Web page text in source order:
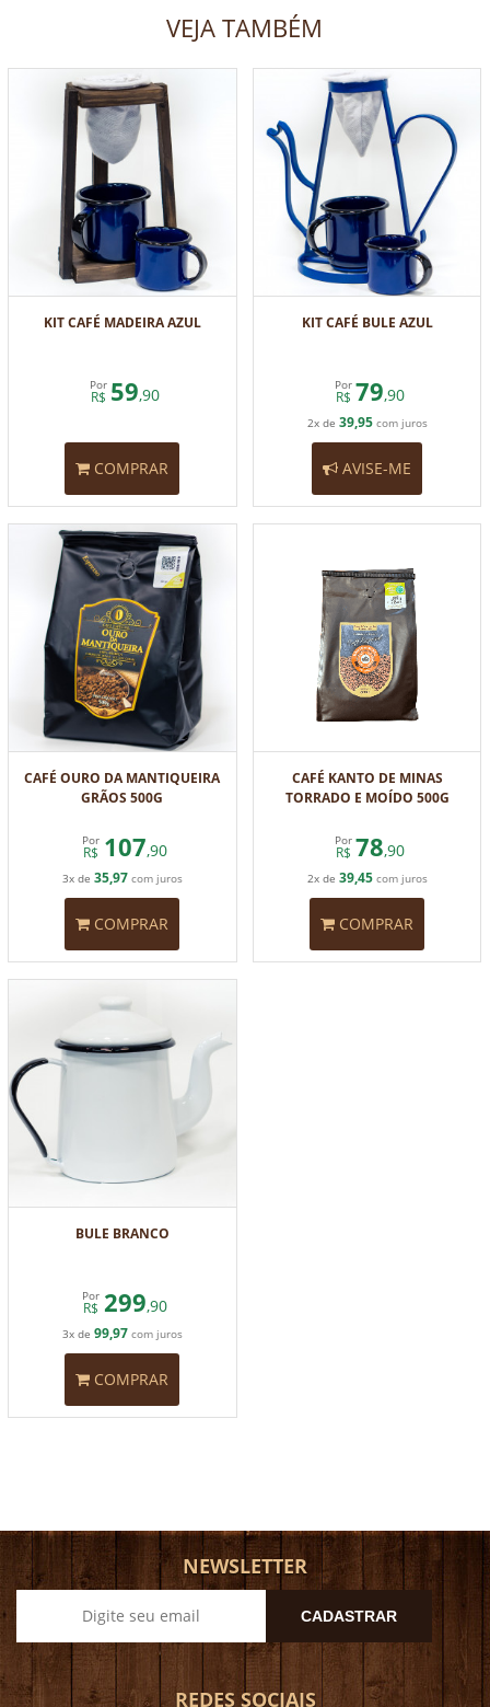
VEJA TAMBÉM
KIT CAFÉ MADEIRA AZUL
Por
R$ 59,90
COMPRAR
KIT CAFÉ BULE AZUL
Por
R$ 79,90
2x de 39,95com juros
AVISE-ME
CAFÉ OURO DA MANTIQUEIRA
GRÃOS 500G
Por
R$ 107,90
3x de 35,97com juros
COMPRAR
CAFÉ KANTO DE MINAS
TORRADO E MOÍDO 500G
Por
R$ 78,90
2x de 39,45com juros
COMPRAR
BULE BRANCO
Por
R$ 299,90
3x de 99,97com juros
COMPRAR
NEWSLETTER
CADASTRAR
REDES SOCIAIS